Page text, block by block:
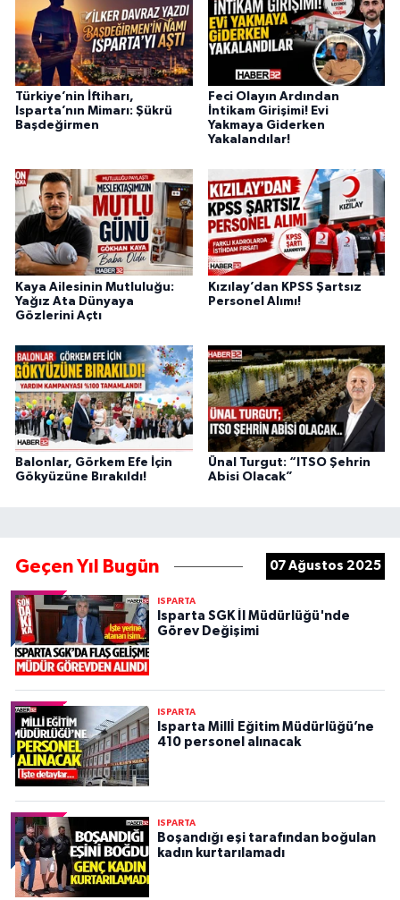
Türkiye’nin İftiharı,
Isparta’nın Mimarı: Şükrü
Başdeğirmen
Feci Olayın Ardından
İntikam Girişimi! Evi
Yakmaya Giderken
Yakalandılar!
Kaya Ailesinin Mutluluğu:
Yağız Ata Dünyaya
Gözlerini Açtı
Kızılay’dan KPSS Şartsız
Personel Alımı!
Balonlar, Görkem Efe İçin
Gökyüzüne Bırakıldı!
Ünal Turgut: “ITSO Şehrin
Abisi Olacak”
Geçen Yıl Bugün 07 Ağustos 2025
ISPARTA
Isparta SGK İl Müdürlüğü'nde
Görev Değişimi
ISPARTA
Isparta Millİ Eğitim Müdürlüğü’ne
410 personel alınacak
ISPARTA
Boşandığı eşi tarafından boğulan
kadın kurtarılamadı